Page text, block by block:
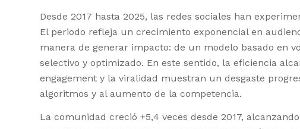
Desde 2017 hasta 2025, las redes sociales han
El periodo refleja un crecimiento exponencial en
manera de generar impacto: de un modelo basado en
selectivo y optimizado. En este sentido, la eficiencia
engagement y la viralidad muestran un desgaste
algoritmos y al aumento de la competencia.
La comunidad creció +5,4 veces desde 2017,